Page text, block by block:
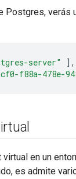
Postgres, verás
server"
],
f88a-478e-
en un
es admite